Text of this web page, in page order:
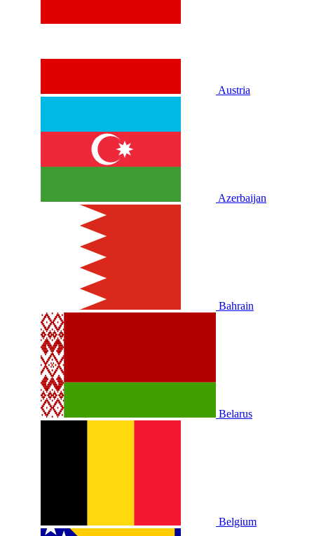
Austria
Azerbaijan
Bahrain
Belarus
Belgium